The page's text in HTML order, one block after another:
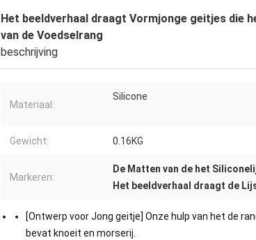
Het beeldverhaal draagt Vormjonge geitjes die
van de Voedselrang
beschrijving
Materiaal:
Silicone
Gewicht: 0.16KG
Markeren:
De Matten van de het
Het beeldverhaal draagt de
[Ontwerp voor Jong geitje] Onze hulp van het de
bevat knoeit en morserij.